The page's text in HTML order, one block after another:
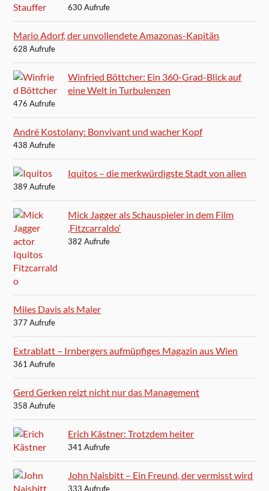
630 Aufrufe
Mario Adorf, der unvollendete Amazonas-Kapitän
628 Aufrufe
Winfried Böttcher: Ein 360-Grad-Blick auf
eine Welt in Turbulenzen
476 Aufrufe
André Kostolany: Bonvivant und wacher Kopf
438 Aufrufe
Iquitos – die merkwürdigste Stadt von allen
389 Aufrufe
Mick Jagger als Schauspieler in dem Film
‚Fitzcarraldo‘
382 Aufrufe
Miles Davis als Maler
377 Aufrufe
Extrablatt – Irnbergers aufmüpfiges Magazin aus Wien
361 Aufrufe
Gerd Gerken reizt nicht nur das Management
358 Aufrufe
Erich Kästner: Trotzdem heiter
341 Aufrufe
John Naisbitt – Ein Freund, der vermisst wird
333 Aufrufe